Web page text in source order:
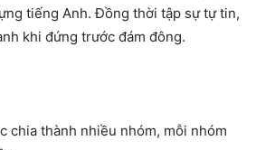
tiếng Anh. Đồng thời tập sự tự tin,
khi đứng trước đám đông.
chia thành nhiều nhóm, mỗi nhóm